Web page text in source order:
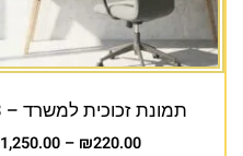
תמונת זכוכית למשרד – AU-003
₪220.00
–
1,250.00